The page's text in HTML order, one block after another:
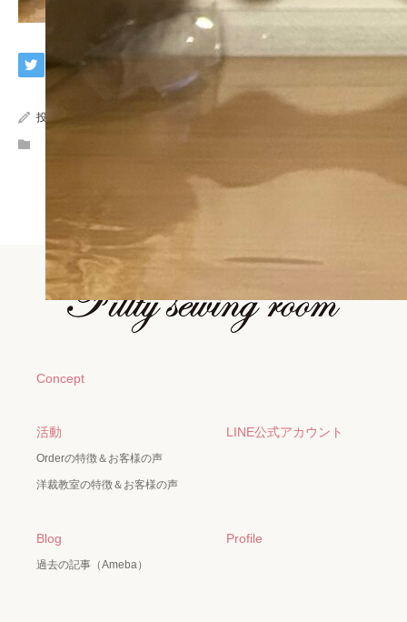
投稿者:
Concept
活動
Orderの特徴＆お客様の声
洋裁教室の特徴＆お客様の声
LINE公式アカウント
Blog
過去の記事（Ameba）
Profile